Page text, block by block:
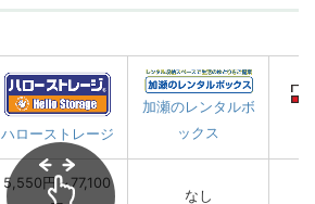
ハローストレージ
加瀬のレンタルボ
ックス
5,550円～77,100
なし